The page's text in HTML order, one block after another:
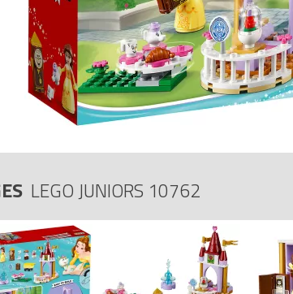
LEGO JUNIORS 10762